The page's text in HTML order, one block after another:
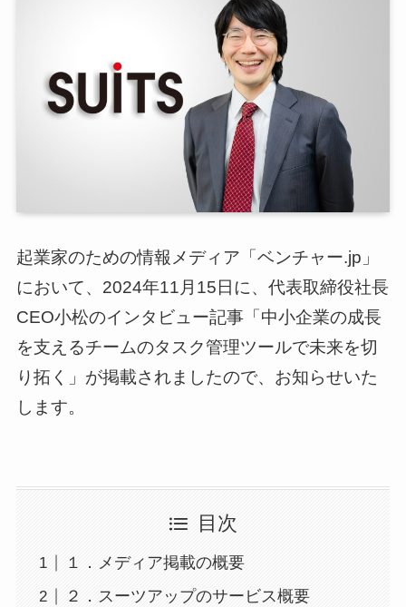
ログイン
スーツアップを無料ではじめる▶
サービス概要資料はこちら
起業家のための情報メディア「ベンチャー.jp」
において、2024年11月15日に、代表取締役社長
CEO小松のインタビュー記事「中小企業の成長
を支えるチームのタスク管理ツールで未来を切
り拓く」が掲載されましたので、お知らせいた
します。
目次
１．メディア掲載の概要
２．スーツアップのサービス概要